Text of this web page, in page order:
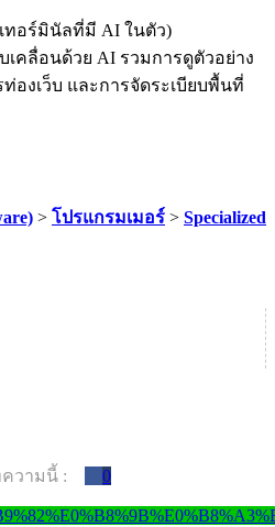
เคลื่อนด้วย AI รวมการดูตัวอย่าง
องเว็บ และการจัดระเบียบพื้นที่
> โปรแกรมเมอร์ > Specialized
วามนี้ : 0